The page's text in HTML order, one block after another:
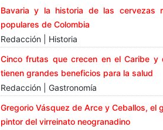
Bavaria y la historia de las cervezas
populares de Colombia
Redacción | Historia
Cinco frutas que crecen en el Caribe y
tienen grandes beneficios para la salud
Redacción | Gastronomía
Gregorio Vásquez de Arce y Ceballos, el
pintor del virreinato neogranadino